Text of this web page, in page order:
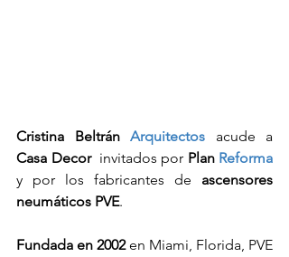
Cristina Beltrán Arquitectos
Casa Decor invitados por Plan Reforma
y por los fabricantes de ascensores
neumáticos PVE.
Fundada en 2002 en Miami, Florida, PVE